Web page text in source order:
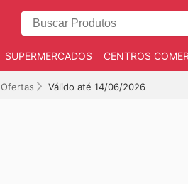
SUPERMERCADOS CENTROS
Ofertas Válido até 14/06/2026